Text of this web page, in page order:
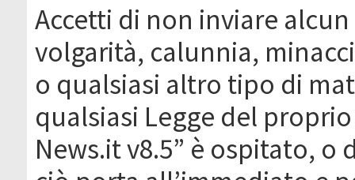
Accetti di non inviare
volgarità, calunnia,
o qualsiasi altro tipo di
qualsiasi Legge del
News.it v8.5” è ospitato, o